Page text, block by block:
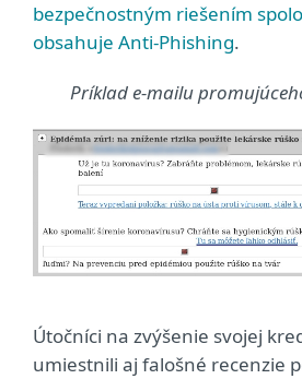
bezpečnostným riešením
obsahuje Anti-Phishing.
Príklad e-mailu
Útočníci na zvýšenie svojej
umiestnili aj falošné recenzie